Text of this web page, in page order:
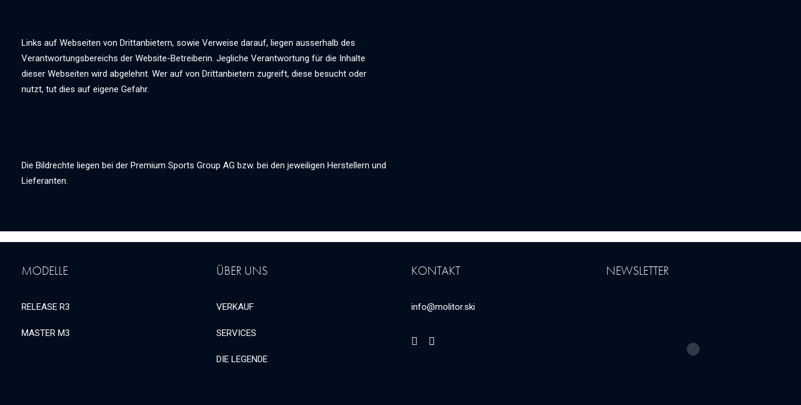
Links auf Webseiten von Drittanbietern, sowie Verweise darauf, liegen ausserhalb des
Verantwortungsbereichs der Website-Betreiberin. Jegliche Verantwortung für die Inhalte
dieser Webseiten wird abgelehnt. Wer auf von Drittanbietern zugreift, diese besucht oder
nutzt, tut dies auf eigene Gefahr.
Die Bildrechte liegen bei der Premium Sports Group AG bzw. bei den jeweiligen Herstellern und
Lieferanten.
MODELLE
RELEASE R3
MASTER M3
ÜBER UNS
VERKAUF
SERVICES
DIE LEGENDE
KONTAKT
info@molitor.ski
NEWSLETTER